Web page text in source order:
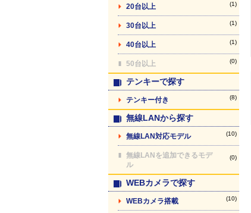
20台以上 (1)
30台以上 (1)
40台以上 (1)
50台以上 (0)
テンキーで探す
テンキー付き (8)
無線LANから探す
無線LAN対応モデル (10)
無線LANを追加できるモデ
ル
(0)
WEBカメラで探す
WEBカメラ搭載 (10)